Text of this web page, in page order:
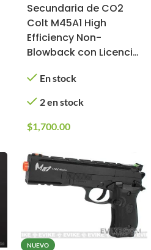
Secundaria de CO2
Colt M45A1 High
Efficiency Non-
Blowback con Licencia
(Modelo: Acero
Inoxidable)
En stock
2 en stock
$1,700.00
NUEVO